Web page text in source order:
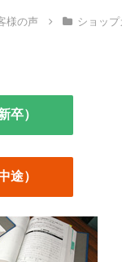
様の声 ショッ
卒）
途）